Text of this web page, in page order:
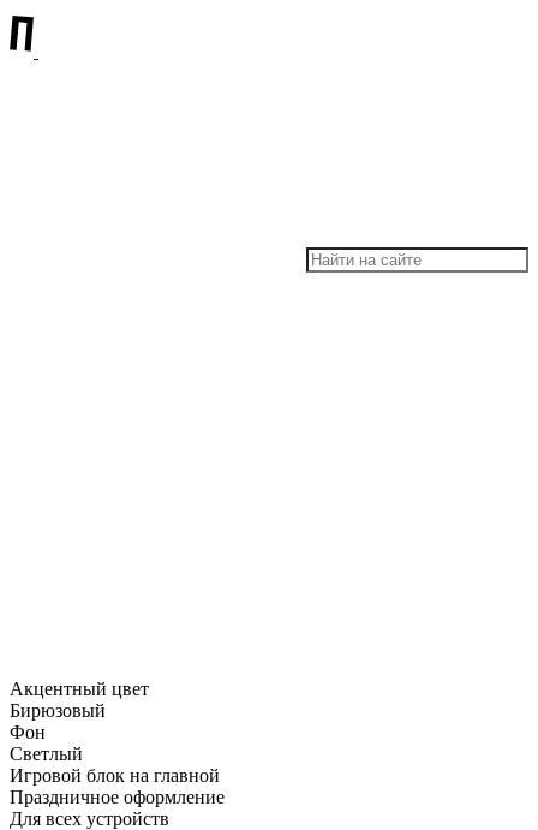
Акцентный цвет
Бирюзовый
Фон
Светлый
Игровой блок на главной
Праздничное оформление
Для всех устройств